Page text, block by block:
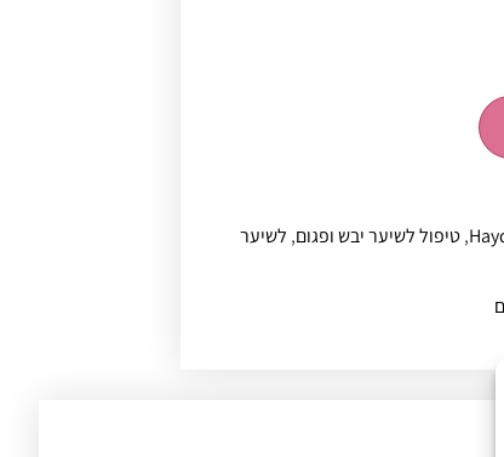
,טיפול לשיער יבש ופגום, לשיער